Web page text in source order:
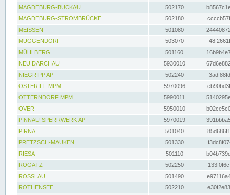
MAGDEBURG-BUCKAU
502170
MAGDEBURG-STROMBRÜCKE
502180
MEISSEN
501080
MÜGGENDORF
503070
MÜHLBERG
501160
NEU DARCHAU
5930010
NIEGRIPP AP
502240
OSTERIFF MPM
5970096
OTTERNDORF MPM
5990011
OVER
5950010
PINNAU-SPERRWERK AP
5970019
PIRNA
501040
PRETZSCH-MAUKEN
501330
RIESA
501110
ROGÄTZ
502250
ROSSLAU
501490
ROTHENSEE
502210